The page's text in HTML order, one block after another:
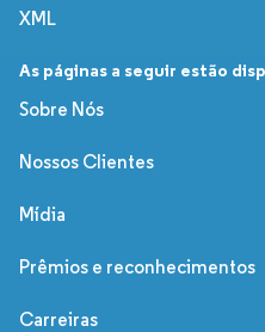
XML
As páginas a seguir estão
Sobre Nós
Nossos Clientes
Mídia
Prêmios e reconhecimentos
Carreiras